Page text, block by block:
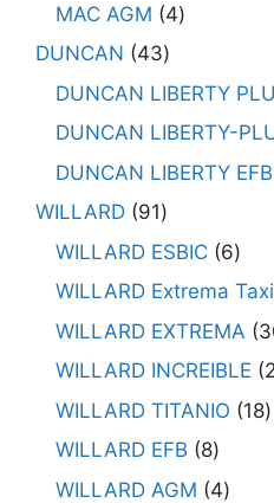
MAC AGM
4
DUNCAN
43
DUNCAN LIBERTY
DUNCAN LIBERTY-
DUNCAN LIBERTY EFB
WILLARD 91
WILLARD ESBIC 6
WILLARD Extrema Taxi
WILLARD EXTREMA
WILLARD INCREIBLE
WILLARD TITANIO
18
WILLARD EFB
8
WILLARD AGM
4